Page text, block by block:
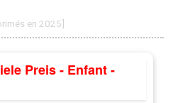
en 2025]
Preis - Enfant -